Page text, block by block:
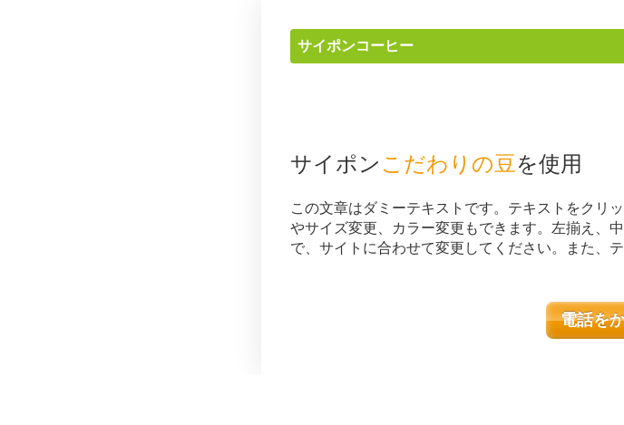
サイポンコーヒー
サイポンこだわりの豆を使用
この文章はダミーテキストです。テキストをクリ
やサイズ変更、カラー変更もできます。左揃え、
で、サイトに合わせて変更してください。また、
電話を